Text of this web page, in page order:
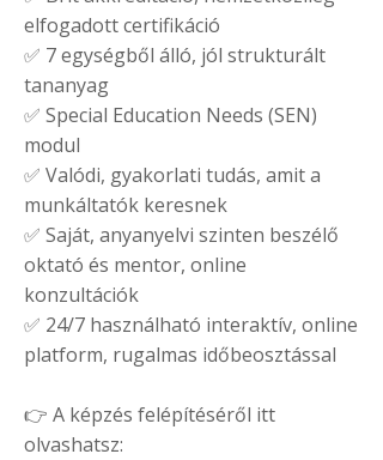
elfogadott certifikáció
✅ 7 egységből álló, jól strukturált
tananyag
✅ Special Education Needs (SEN)
modul
✅ Valódi, gyakorlati tudás, amit a
munkáltatók keresnek
✅ Saját, anyanyelvi szinten beszélő
oktató és mentor, online
konzultációk
✅ 24/7 használható interaktív, online
platform, rugalmas időbeosztással
👉 A képzés felépítéséről itt
olvashatsz: